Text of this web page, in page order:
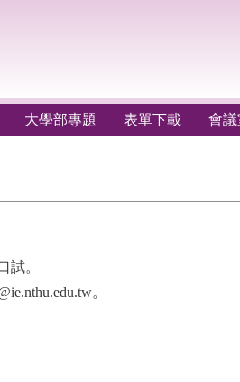
大學部專題 表單下載 會
試。
。